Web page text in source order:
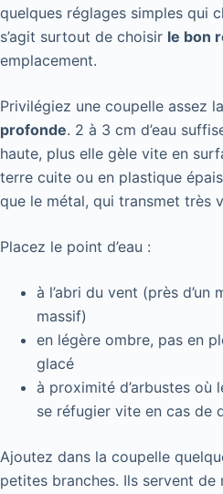
quelques réglages simples qui
s’agit surtout de choisir le bon
emplacement.
Privilégiez une coupelle assez
profonde. 2 à 3 cm d’eau
haute, plus elle gèle vite en
terre cuite ou en plastique
que le métal, qui transmet très
Placez le point d’eau :
à l’abri du vent (près d’un
massif)
en légère ombre, pas en
glacé
à proximité d’arbustes où
se réfugier vite en cas de
Ajoutez dans la coupelle
petites branches. Ils servent de